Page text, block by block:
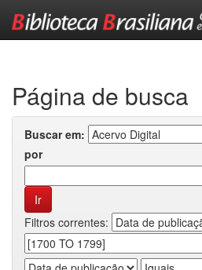
Página de busca
Buscar em:
por
Filtros correntes: